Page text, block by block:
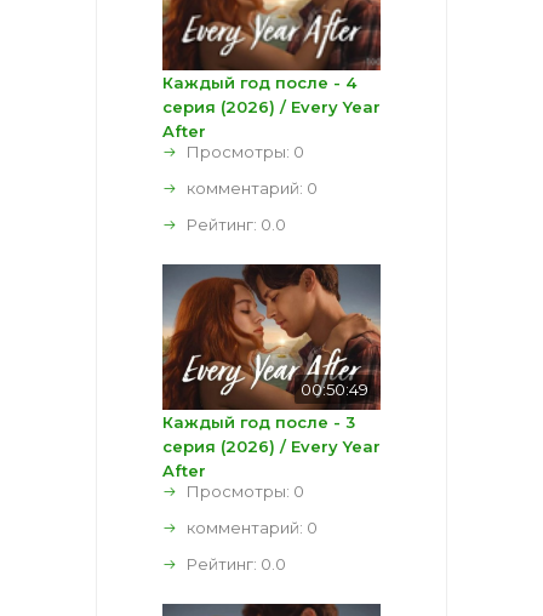
Каждый год после - 4
серия (2026) / Every Year
After
Просмотры: 0
комментарий: 0
Рейтинг: 0.0
00:50:49
Каждый год после - 3
серия (2026) / Every Year
After
Просмотры: 0
комментарий: 0
Рейтинг: 0.0